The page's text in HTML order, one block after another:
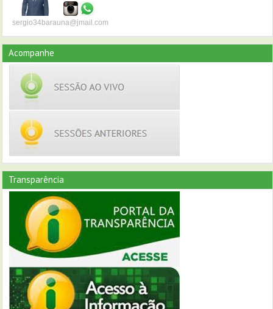
sergio34barauna@jmail.com
Acompanhe
Transparência